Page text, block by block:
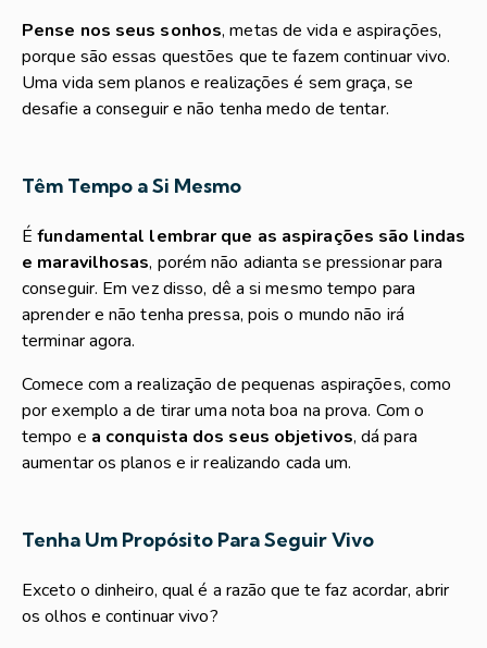
Pense nos seus sonhos, metas de vida e aspirações,
porque são essas questões que te fazem continuar vivo.
Uma vida sem planos e realizações é sem graça, se
desafie a conseguir e não tenha medo de tentar.
Têm Tempo a Si Mesmo
É fundamental lembrar que as aspirações são lindas
e maravilhosas, porém não adianta se pressionar para
conseguir. Em vez disso, dê a si mesmo tempo para
aprender e não tenha pressa, pois o mundo não irá
terminar agora.
Comece com a realização de pequenas aspirações, como
por exemplo a de tirar uma nota boa na prova. Com o
tempo e a conquista dos seus objetivos, dá para
aumentar os planos e ir realizando cada um.
Tenha Um Propósito Para Seguir Vivo
Exceto o dinheiro, qual é a razão que te faz acordar, abrir
os olhos e continuar vivo?